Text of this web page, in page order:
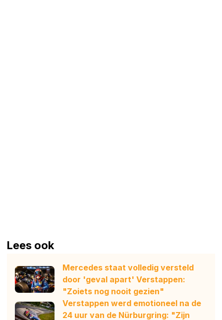
Lees ook
Mercedes staat volledig versteld
door 'geval apart' Verstappen:
"Zoiets nog nooit gezien"
Verstappen werd emotioneel na de
24 uur van de Nürburgring: "Zijn